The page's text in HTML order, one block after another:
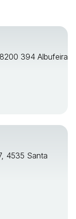
394 Albufeira
4535 Santa